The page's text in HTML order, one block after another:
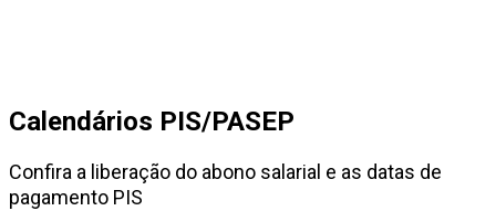
Calendários PIS/PASEP
Confira a liberação do abono salarial e as datas de
pagamento PIS